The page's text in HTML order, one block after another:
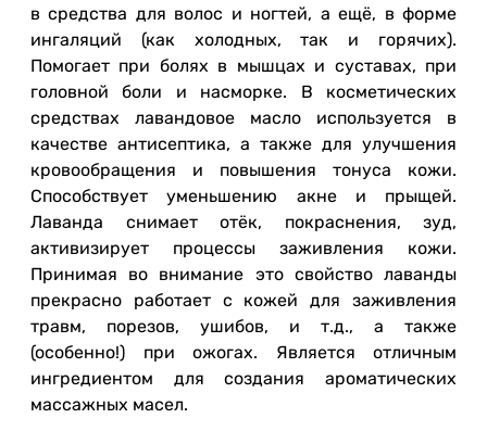
в средства для волос и ногтей, а ещё, в форме
ингаляций (как холодных, так и горячих).
Помогает при болях в мышцах и суставах, при
головной боли и насморке. В косметических
средствах лавандовое масло используется в
качестве антисептика, а также для улучшения
кровообращения и повышения тонуса кожи.
Способствует уменьшению акне и прыщей.
Лаванда снимает отёк, покраснения, зуд,
активизирует процессы заживления кожи.
Принимая во внимание это свойство лаванды
прекрасно работает с кожей для заживления
травм, порезов, ушибов, и т.д., а также
(особенно!) при ожогах. Является отличным
ингредиентом для создания ароматических
массажных масел.